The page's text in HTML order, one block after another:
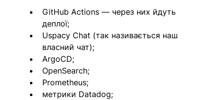
GitHub Actions — через них йдуть
деплої;
Uspacy Chat (так називається наш
власний чат);
ArgoCD;
OpenSearch;
Prometheus;
метрики Datadog;